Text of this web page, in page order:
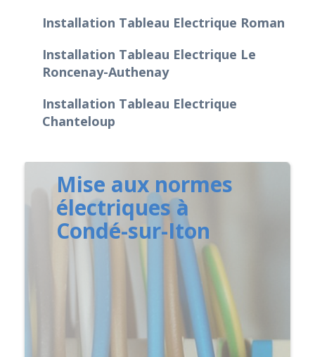
Installation Tableau Electrique Roman
Installation Tableau Electrique Le
Roncenay-Authenay
Installation Tableau Electrique
Chanteloup
Mise aux normes
électriques à
Condé-sur-Iton